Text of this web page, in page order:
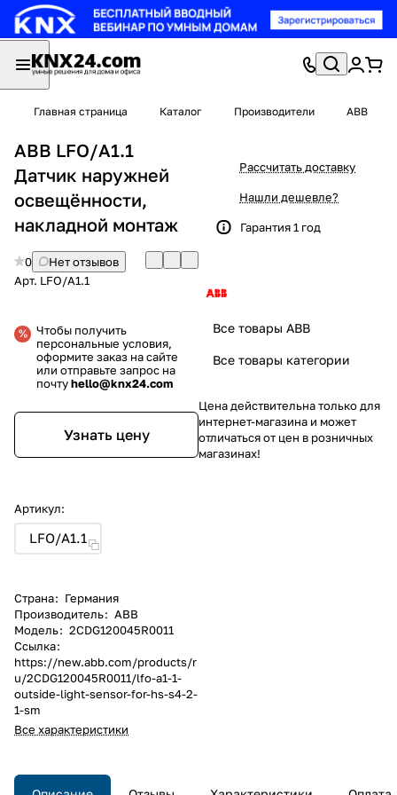
Главная страница Каталог Производители ABB
ABB LFO/A1.1
Датчик наружней
освещённости,
накладной монтаж
0
Нет отзывов
Арт. LFO/A1.1
Чтобы получить
персональные условия,
оформите заказ на сайте
или отправьте запрос на
почтуhello@knx24.com
Узнать цену
Артикул:
LFO/A1.1
Страна: Германия
Производитель: ABB
Модель: 2CDG120045R0011
Ссылка:
https://new.abb.com/products/r
u/2CDG120045R0011/lfo-a1-1-
outside-light-sensor-for-hs-s4-2-
1-sm
Все характеристики
Рассчитать доставку
Нашли дешевле?
Гарантия 1 год
Все товары ABB
Все товары категории
Цена действительна только для
интернет-магазина и может
отличаться от цен в розничных
магазинах!